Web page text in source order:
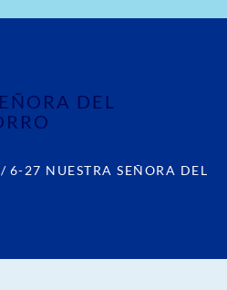
DEL
/ 6-27 NUESTRA SEÑORA DEL